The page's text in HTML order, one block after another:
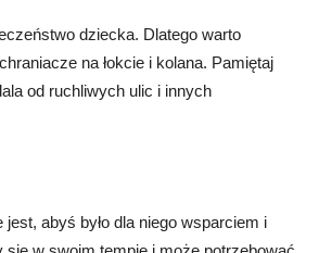
dziecka. Dlatego warto
na łokcie i kolana. Pamiętaj
od ruchliwych ulic i innych
abyś było dla niego wsparciem i